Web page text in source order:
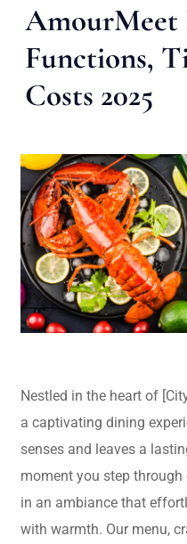
AmourMeet
Functions,
Costs 2025
Nestled in the heart of
a captivating dining
senses and leaves a
moment you step through
in an ambiance that
with warmth. Our menu,